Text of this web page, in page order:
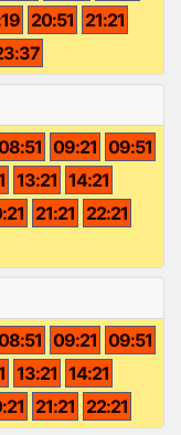
20:51 21:21
09:21 09:51
13:21 14:21
21:21 22:21
09:21 09:51
13:21 14:21
21:21 22:21